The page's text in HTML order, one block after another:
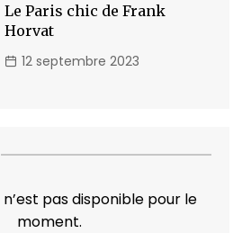
Le Paris chic de Frank
Horvat
12 septembre 2023
pas disponible pour le
moment.